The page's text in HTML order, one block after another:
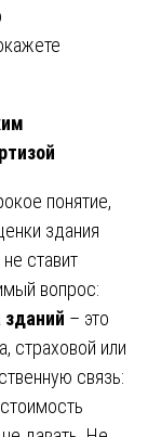
понятие,
здания
ставит
вопрос:
зданий – это
страховой или
связь: